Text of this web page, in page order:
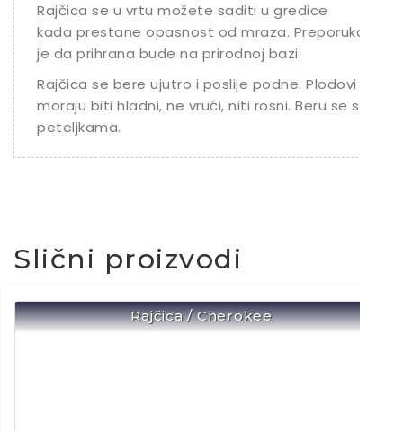
Rajčica se u vrtu možete saditi u gredice
kada prestane opasnost od mraza. Preporuka
je da prihrana bude na prirodnoj bazi.
Rajčica se bere ujutro i poslije podne. Plodovi
moraju biti hladni, ne vrući, niti rosni. Beru se s
peteljkama.
Slični proizvodi
Rajčica / Cherokee